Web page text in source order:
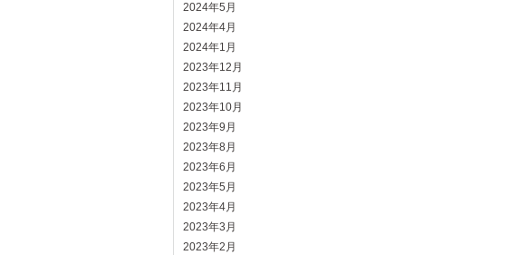
2024年5月
2024年4月
2024年1月
2023年12月
2023年11月
2023年10月
2023年9月
2023年8月
2023年6月
2023年5月
2023年4月
2023年3月
2023年2月